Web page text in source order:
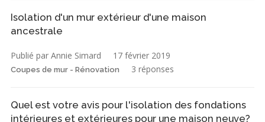
Isolation d'un mur extérieur d'une maison
ancestrale
Publié par Annie Simard 17 février 2019
Coupes de mur - Rénovation 3 réponses
Quel est votre avis pour l'isolation des fondations
intérieures et extérieures pour une maison neuve?